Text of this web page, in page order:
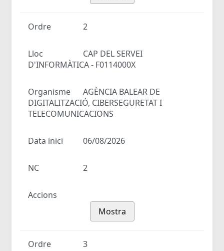
Ordre 2
Lloc
CAP DEL SERVEI
D'INFORMÀTICA - F0114000X
Organisme
AGÈNCIA BALEAR DE
DIGITALITZACIÓ, CIBERSEGURETAT I
TELECOMUNICACIONS
Data inici 06/08/2026
NC 2
Accions
Mostra
Ordre 3